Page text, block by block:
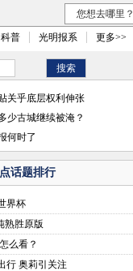
您想去哪里？
科普 光明报系 更多>>
关乎底层权利伸张
少古城继续被淹？
何时了
话题排行
界杯
熟胜原版
么看？
行 奥莉引关注